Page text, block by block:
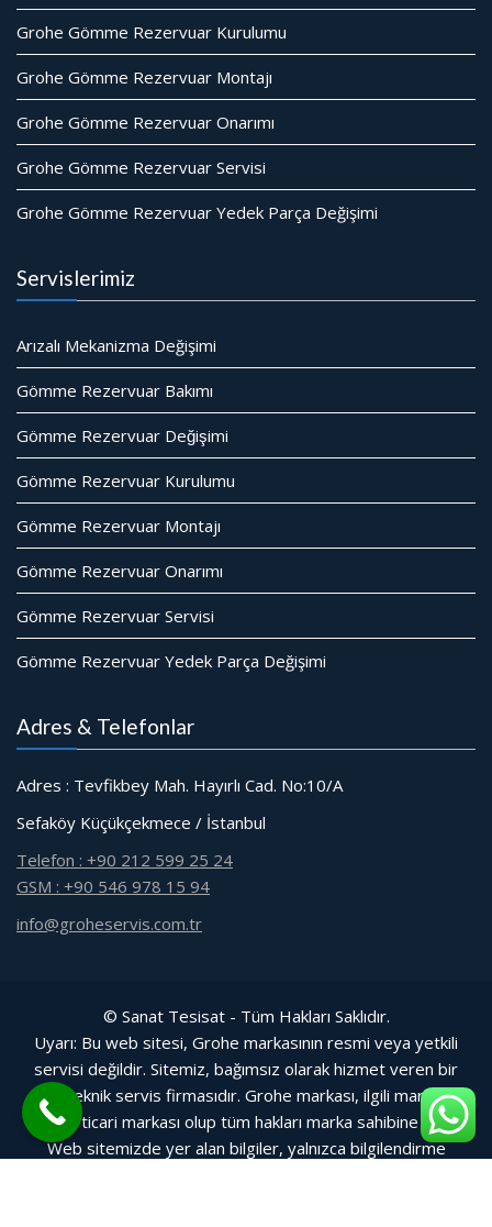
Grohe Gömme Rezervuar Kurulumu
Grohe Gömme Rezervuar Montajı
Grohe Gömme Rezervuar Onarımı
Grohe Gömme Rezervuar Servisi
Grohe Gömme Rezervuar Yedek Parça Değişimi
Servislerimiz
Arızalı Mekanizma Değişimi
Gömme Rezervuar Bakımı
Gömme Rezervuar Değişimi
Gömme Rezervuar Kurulumu
Gömme Rezervuar Montajı
Gömme Rezervuar Onarımı
Gömme Rezervuar Servisi
Gömme Rezervuar Yedek Parça Değişimi
Adres & Telefonlar
Adres : Tevfikbey Mah. Hayırlı Cad. No:10/A
Sefaköy Küçükçekmece / İstanbul
Telefon : +90 212 599 25 24
GSM : +90 546 978 15 94
info@groheservis.com.tr
© Sanat Tesisat - Tüm Hakları Saklıdır.
Uyarı: Bu web sitesi, Grohe markasının resmi veya yetkili
servisi değildir. Sitemiz, bağımsız olarak hizmet veren bir
özel teknik servis firmasıdır. Grohe markası, ilgili markanın
tescilli ticari markası olup tüm hakları marka sahibine aittir.
Web sitemizde yer alan bilgiler, yalnızca bilgilendirme